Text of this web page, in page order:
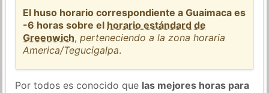
El huso horario correspondiente a Guaimaca es
-6 horas sobre el horario estándard de
Greenwich,perteneciendo a la zona horaria
America/Tegucigalpa.
Por todos es conocido que las mejores horas para